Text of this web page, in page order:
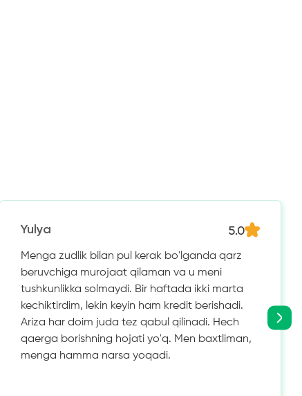
Yulya 5.0
Menga zudlik bilan pul kerak bo'lganda qarz
beruvchiga murojaat qilaman va u meni
tushkunlikka solmaydi. Bir haftada ikki marta
kechiktirdim, lekin keyin ham kredit berishadi.
Ariza har doim juda tez qabul qilinadi. Hech
qaerga borishning hojati yo'q. Men baxtliman,
menga hamma narsa yoqadi.